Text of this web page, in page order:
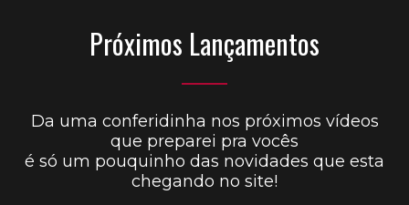
Próximos Lançamentos
Da uma conferidinha nos próximos vídeos
que preparei pra vocês
é só um pouquinho das novidades que esta
chegando no site!